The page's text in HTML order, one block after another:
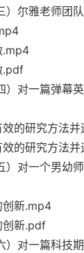
）尔雅老师团
.mp4
.pdf
）对一篇弹幕
的研究方法
的研究方法
）对一个男幼
创新.mp4
创新.pdf
）对一篇科技